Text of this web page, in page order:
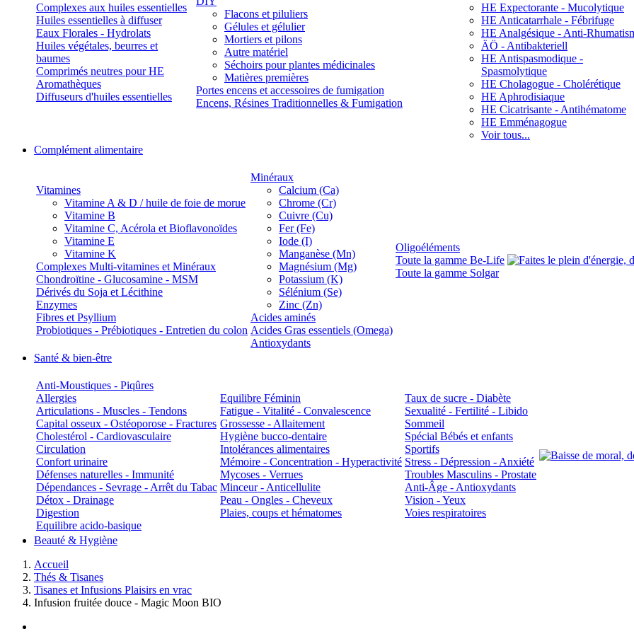
Complexes aux huiles essentielles
Huiles essentielles à diffuser
Eaux Florales - Hydrolats
Huiles végétales, beurres et
baumes
Comprimés neutres pour HE
Aromathèques
Diffuseurs d'huiles essentielles
Flacons et piluliers
Gélules et gélulier
Mortiers et pilons
Autre matériel
Séchoirs pour plantes médicinales
Matières premières
Portes encens et accessoires de fumigation
Encens, Résines Traditionnelles & Fumigation
HE Expectorante - Mucolytique
HE Anticatarrhale - Fébrifuge
HE Analgésique - Anti-
ÄÖ - Antibakteriell
HE Antispasmodique -
Spasmolytique
HE Cholagogue - Cholérétique
HE Aphrodisiaque
HE Cicatrisante - Antihématome
HE Emménagogue
Voir tous...
Complément alimentaire
Vitamines
Vitamine A & D / huile de foie de morue
Vitamine B
Vitamine C, Acérola et Bioflavonoïdes
Vitamine E
Vitamine K
Complexes Multi-vitamines et Minéraux
Chondroïtine - Glucosamine - MSM
Dérivés du Soja et Lécithine
Enzymes
Fibres et Psyllium
Probiotiques - Prébiotiques - Entretien du colon
Minéraux
Calcium (Ca)
Chrome (Cr)
Cuivre (Cu)
Fer (Fe)
Iode (I)
Manganèse (Mn)
Magnésium (Mg)
Potassium (K)
Sélénium (Se)
Zinc (Zn)
Acides aminés
Acides Gras essentiels (Omega)
Antioxydants
Oligoéléments
Toute la gamme Be-Life
Toute la gamme Solgar
Santé & bien-être
Anti-Moustiques - Piqûres
Allergies
Articulations - Muscles - Tendons
Capital osseux - Ostéoporose - Fractures
Cholestérol - Cardiovasculaire
Circulation
Confort urinaire
Défenses naturelles - Immunité
Dépendances - Sevrage - Arrêt du Tabac
Détox - Drainage
Digestion
Equilibre acido-basique
Equilibre Féminin
Fatigue - Vitalité - Convalescence
Grossesse - Allaitement
Hygiène bucco-dentaire
Intolérances alimentaires
Mémoire - Concentration - Hyperactivité
Mycoses - Verrues
Minceur - Anticellulite
Peau - Ongles - Cheveux
Plaies, coups et hématomes
Taux de sucre - Diabète
Sexualité - Fertilité - Libido
Sommeil
Spécial Bébés et enfants
Sportifs
Stress - Dépression - Anxiété
Troubles Masculins - Prostate
Anti-Âge - Antioxydants
Vision - Yeux
Voies respiratoires
Beauté & Hygiène
Accueil
Thés & Tisanes
Tisanes et Infusions Plaisirs en vrac
Infusion fruitée douce - Magic Moon BIO